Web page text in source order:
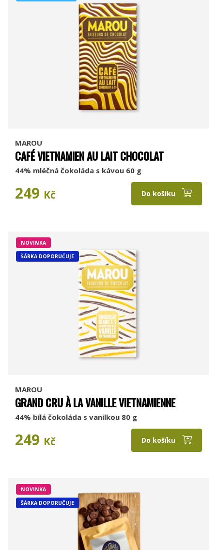
MAROU
CAFÉ VIETNAMIEN AU LAIT CHOCOLAT
44% mléčná čokoláda s kávou 60 g
249 Kč Do košíku
NOVINKA
ŠÁRKA DOPORUČUJE
MAROU
GRAND CRU À LA VANILLE VIETNAMIENNE
44% bílá čokoláda s vanilkou 80 g
249 Kč Do košíku
NOVINKA
ŠÁRKA DOPORUČUJE